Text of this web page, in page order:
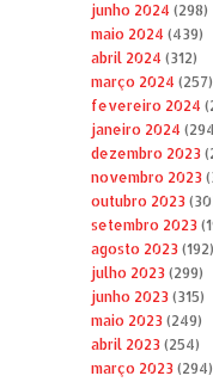
Ostensiva
há menos
“Tem um
gente tivesse
para 250 ou
tem uma
Então,
agente policial,
Guarda
que devem
junho 2024 (298)
maio 2024 (439)
abril 2024 (312)
março 2024 (257)
fevereiro 2024
janeiro 2024
dezembro 2023
novembro 2023
outubro 2023
setembro 2023
agosto 2023(192)
julho 2023(299)
junho 2023(315)
maio 2023(249)
abril 2023(254)
março 2023(294)